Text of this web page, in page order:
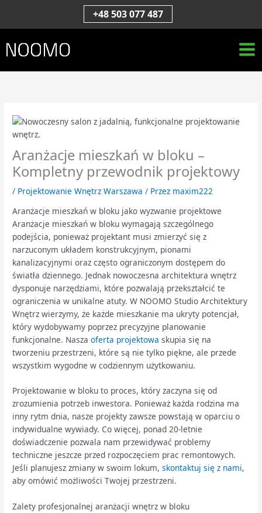
treści
+48 503 077 487
Aranżacje mieszkań w bloku –
Kompletny przewodnik projektowy
/ Projektowanie Wnętrz Warszawa / Przez maxim222
Aranżacje mieszkań w bloku jako wyzwanie projektowe
Aranżacje mieszkań w bloku wymagają szczególnego
podejścia, ponieważ projektant musi zmierzyć się z
narzuconym układem konstrukcyjnym, pionami
kanalizacyjnymi oraz często ograniczonym dostępem do
światła dziennego. Jednak nowoczesna architektura wnętrz
dysponuje narzędziami, które pozwalają przekształcić te
ograniczenia w unikalne atuty. W NOOMO Studio Architektury
Wnętrz wierzymy, że każde mieszkanie ma ukryty potencjał,
który wydobywamy poprzez precyzyjne planowanie
funkcjonalne. Naszaoferta projektowa skupia się na
tworzeniu przestrzeni, które są nie tylko piękne, ale przede
wszystkim wygodne w codziennym użytkowaniu.
Projektowanie w bloku to proces, który zaczyna się od
zrozumienia potrzeb inwestora. Ponieważ każda rodzina ma
inny rytm dnia, nasze projekty zawsze powstają w oparciu o
indywidualne wywiady. Co więcej, ponad 20-letnie
doświadczenie pozwala nam przewidywać problemy
techniczne jeszcze przed rozpoczęciem prac remontowych.
Jeśli planujesz zmiany w swoim lokum,skontaktuj się z nami,
aby omówić możliwości Twojej przestrzeni.
Zalety profesjonalnej aranżacji wnętrz w bloku
k
a